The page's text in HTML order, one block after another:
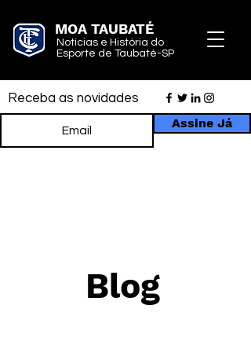
MOA TAUBATÉ
Notícias e História do
Esporte de Taubaté-SP
Receba as novidades
Assine Já
Blog